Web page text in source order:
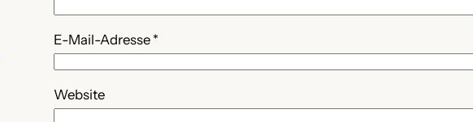
E-Mail-Adresse *
Website